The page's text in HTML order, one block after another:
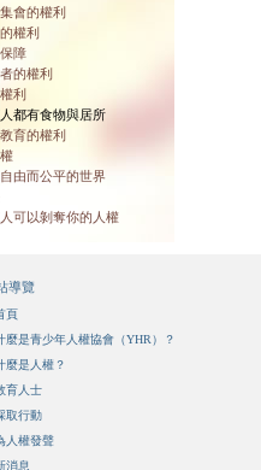
會的權利
權利
障
的權利
利
都有食物與居所
育的權利
由而公平的世界
可以剝奪你的人權
導覽
頁
麼是青少年人權協會（YHR）？
麼是人權？
育人士
取行動
人權發聲
消息